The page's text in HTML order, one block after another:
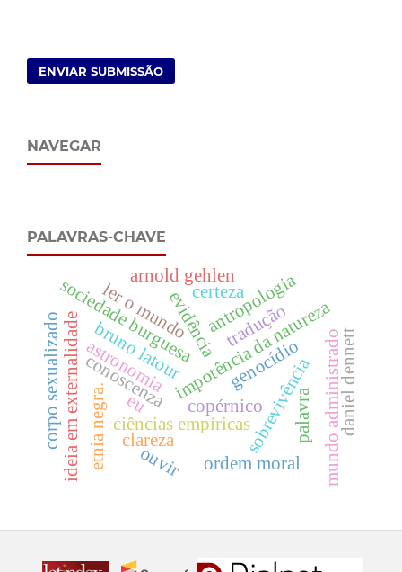
ENVIAR SUBMISSÃO
NAVEGAR
PALAVRAS-CHAVE
conoscenza
etnia negra.
evidência
impotência da natureza
ideia em externalidade ciências empíricas
sociedade burguesa
mundo administrado
corpo sexualizado sobrevivência
genocídio
antropologia
tradução
bruno latour
ler o mundo
palavra
astronomia
copérnico
ordem moral
clareza
certeza
arnold gehlen
daniel dennett
ouvir
eu